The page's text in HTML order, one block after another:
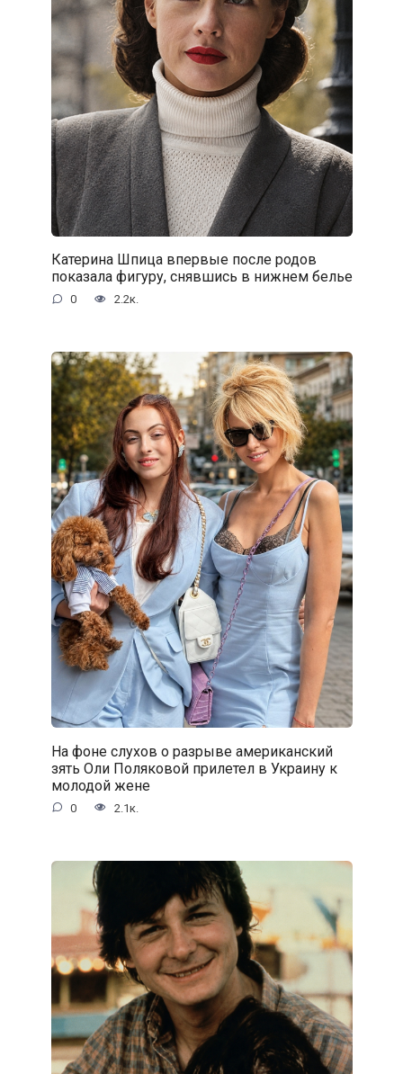
Катерина Шпица впервые после родов
показала фигуру, снявшись в нижнем белье
0 2.2к.
На фоне слухов о разрыве американский
зять Оли Поляковой прилетел в Украину к
молодой жене
0 2.1к.